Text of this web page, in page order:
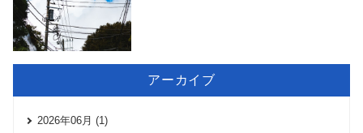
アーカイブ
2026年06月 (1)